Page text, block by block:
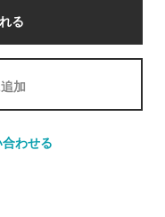
る
加
わせる